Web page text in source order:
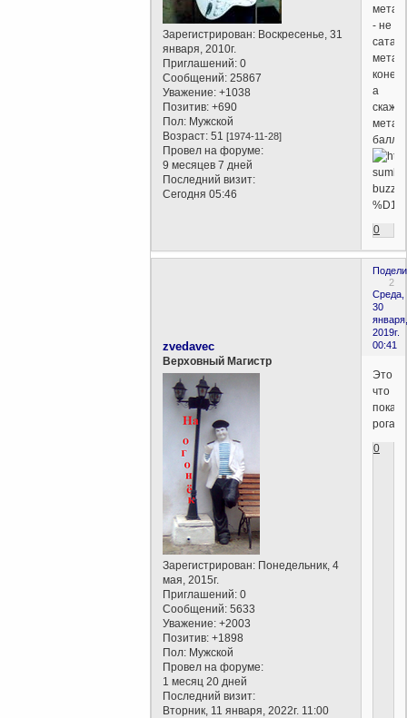
Зарегистрирован: Воскресенье, 31
января, 2010г.
Приглашений: 0
Сообщений: 25867
Уважение: +1038
Позитив: +690
Пол: Мужской
Возраст: 51[1974-11-28]
Провел на форуме:
9 месяцев 7 дней
Последний визит:
Сегодня 05:46
- не
а
0
2
Среда,
30
января,
2019г.
00:41
zvedavec
Верховный Магистр
Зарегистрирован: Понедельник, 4
мая, 2015г.
Приглашений: 0
Сообщений: 5633
Уважение: +2003
Позитив: +1898
Пол: Мужской
Провел на форуме:
1 месяц 20 дней
Последний визит:
Вторник, 11 января, 2022г. 11:00
Это
что
рога?
0